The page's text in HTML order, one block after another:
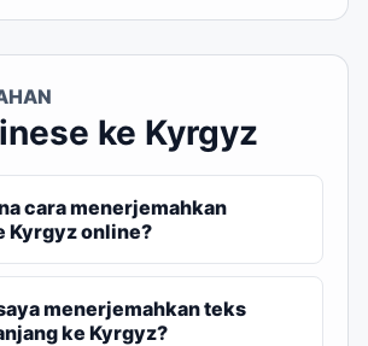
ke Kyrgyz
cara menerjemahkan
Kyrgyz online?
menerjemahkan teks
ke Kyrgyz?